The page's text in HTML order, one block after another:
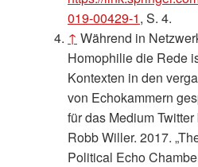
019-00429-1, S. 4.
↑ Während in
Homophilie die Rede
Kontexten in den
von Echokammern
für das Medium
Robb Willer. 2017.
Political Echo